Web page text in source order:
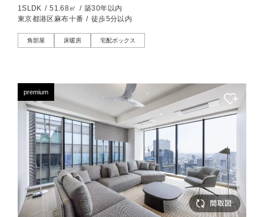
1SLDK / 51.68㎡ / 築30年以内
東京都港区麻布十番 / 徒歩5分以内
角部屋 床暖房 宅配ボックス
premium